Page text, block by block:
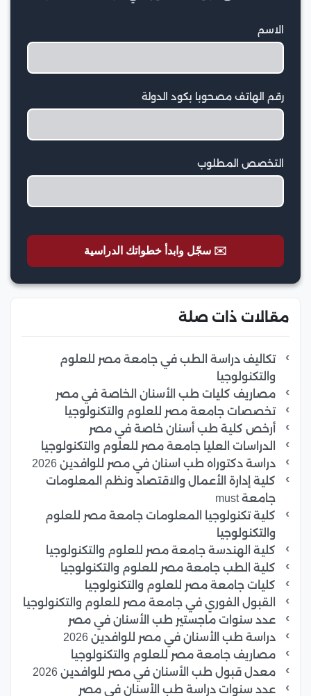
الاسم
رقم الهاتف مصحوبا بكود الدولة
التخصص المطلوب
✉️ سجّل وابدأ خطواتك الدراسية
مقالات ذات صلة
تكاليف دراسة الطب في جامعة مصر للعلوم
والتكنولوجيا
مصاريف كليات طب الأسنان الخاصة في مصر
تخصصات جامعة مصر للعلوم والتكنولوجيا
أرخص كلية طب أسنان خاصة في مصر
الدراسات العليا جامعة مصر للعلوم والتكنولوجيا
دراسة دكتوراه طب اسنان في مصر للوافدين 2026
كلية إدارة الأعمال والاقتصاد ونظم المعلومات
جامعة must
كلية تكنولوجيا المعلومات جامعة مصر للعلوم
والتكنولوجيا
كلية الهندسة جامعة مصر للعلوم والتكنولوجيا
كلية الطب جامعة مصر للعلوم والتكنولوجيا
كليات جامعة مصر للعلوم والتكنولوجيا
القبول الفوري في جامعة مصر للعلوم والتكنولوجيا
عدد سنوات ماجستير طب الأسنان في مصر
دراسة طب الأسنان في مصر للوافدين 2026
مصاريف جامعة مصر للعلوم والتكنولوجيا
معدل قبول طب الأسنان في مصر للوافدين 2026
عدد سنوات دراسة طب الأسنان في مصر